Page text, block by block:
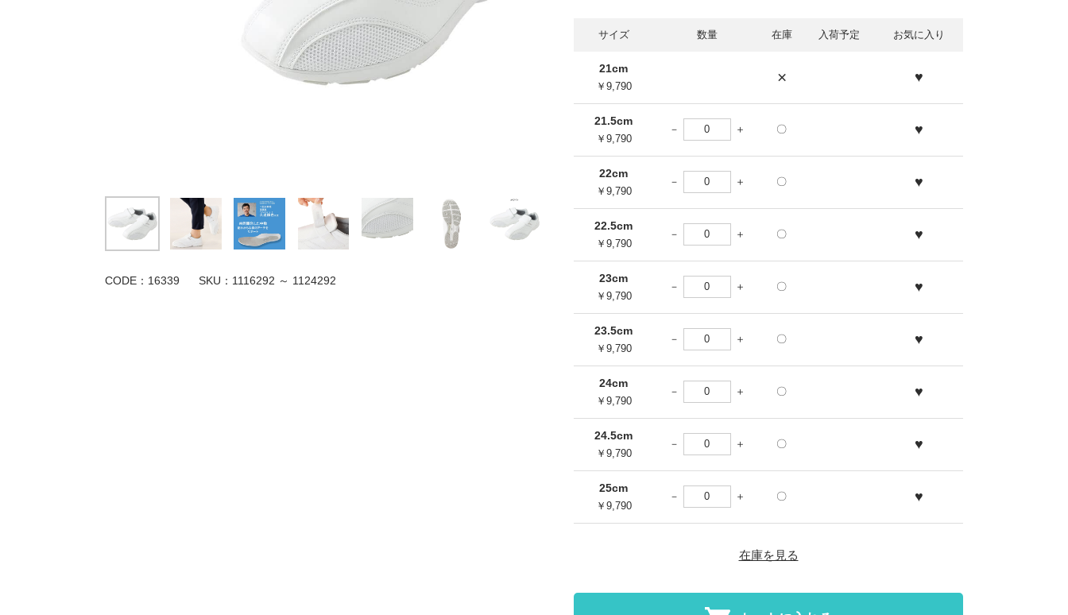
CODE：16339 SKU： 1116292 ～ 1124292
サイズ 数量 在庫 入荷予定 お気に入り
21cm
￥9,790 × ♥
21.5cm
￥9,790
〇 ♥
22cm
￥9,790
〇 ♥
22.5cm
￥9,790
〇 ♥
23cm
￥9,790
〇 ♥
23.5cm
￥9,790
〇 ♥
24cm
￥9,790
〇 ♥
24.5cm
￥9,790
〇 ♥
25cm
￥9,790
〇 ♥
在庫を見る